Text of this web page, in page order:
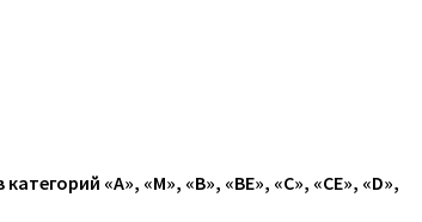
«A», «M», «B», «BE», «C», «CE», «D»,